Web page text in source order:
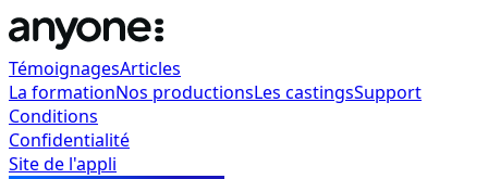
TémoignagesArticles
La formationNos productionsLes castingsSupport
Conditions
Confidentialité
Site de l'appli